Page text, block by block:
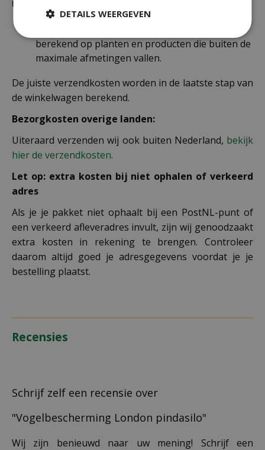
Uitzonderlijke verzendkosten
berekend op planten en producten die buiten de
maximale afmetingen vallen.
De juiste verzendkosten worden in de laatste stap van
de winkelwagen berekend.
Bezorgkosten overige landen:
Uiteraard verzenden wij ook buiten Nederland, bekijk
hier de verzendkosten.
Let op: extra kosten bij niet ophalen of verkeerd
adres
Als je je pakket niet ophaalt bij een PostNL-punt of
een verkeerd afleveradres invult, zijn wij genoodzaakt
extra kosten in rekening te brengen. Controleer
daarom altijd goed je adresgegevens voordat je je
bestelling plaatst.
Recensies
Schrijf zelf een recensie over
"Vogelbescherming London pindasilo"
Wij zijn benieuwd naar uw mening! Schrijf een
DETAILS WEERGEVEN